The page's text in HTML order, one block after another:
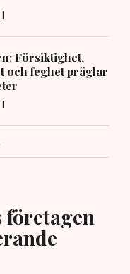
Försiktighet,
och feghet präglar
företagen